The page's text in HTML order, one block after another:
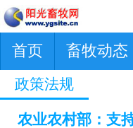
首页 畜牧动态
政策法规
农业农村部：支